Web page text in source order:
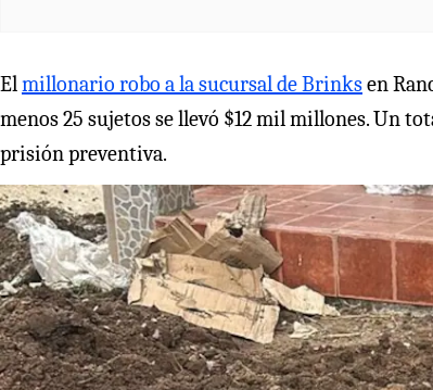
Elmillonario robo a la sucursal de Brinksen
menos 25 sujetos se llevó $12 mil millones. Un
prisión preventiva.